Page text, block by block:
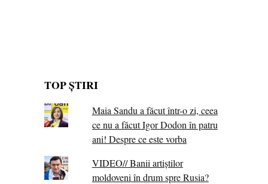
TOP ȘTIRI
Maia Sandu a făcut într-o zi, ceea
ce nu a făcut Igor Dodon în patru
ani! Despre ce este vorba
VIDEO// Banii artiștilor
moldoveni în drum spre Rusia?